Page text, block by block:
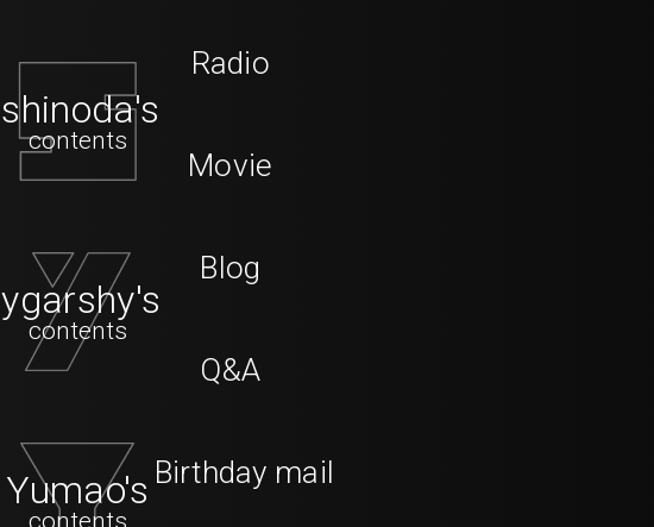
shinoda's
contents
ygarshy's
contents
Yumao's
contents
Radio
Movie
Blog
Q&A
Birthday mail